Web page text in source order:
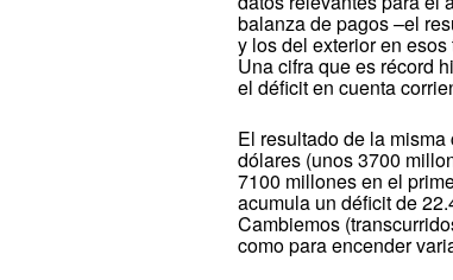
balanza de pagos –el
y los del exterior en
Una cifra que es récord
el déficit en cuenta
El resultado de la
dólares (unos 3700
7100 millones en el
acumula un déficit de
Cambiemos
como para encender